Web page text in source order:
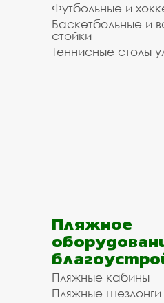
Футбольные и
Баскетбольные и
стойки
Теннисные столы
Пляжное
Пляжные кабины
Пляжные шезлонги